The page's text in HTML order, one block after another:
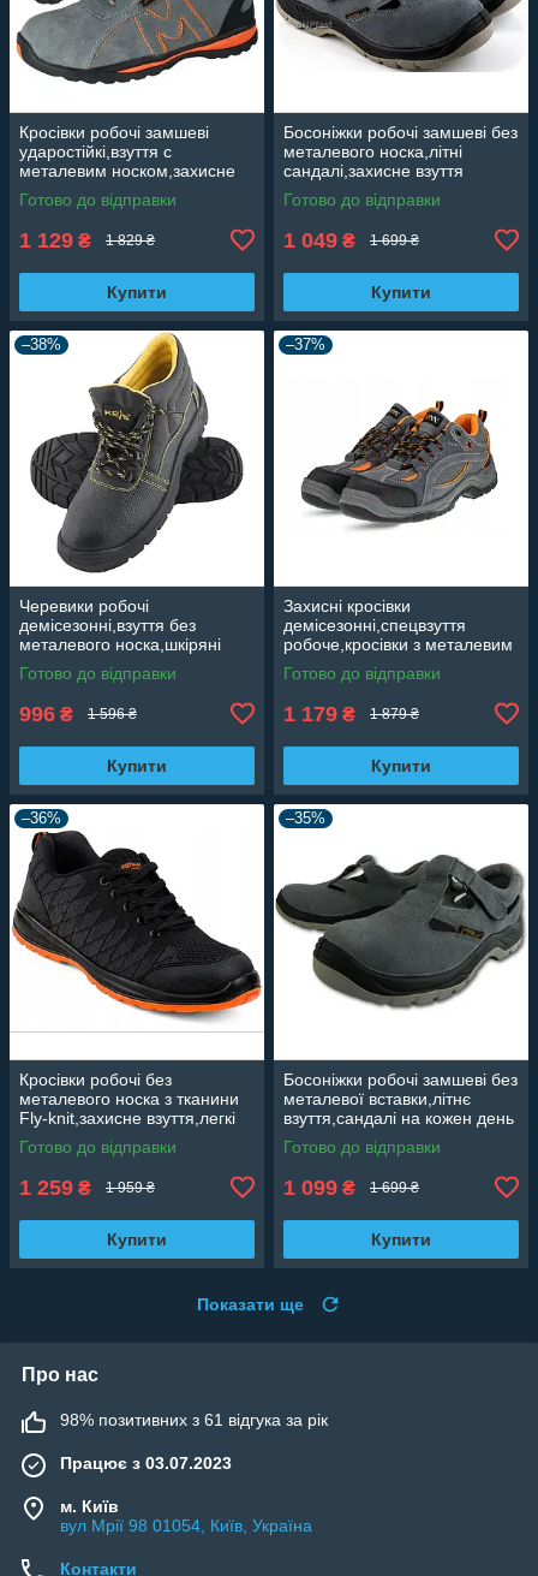
Кросівки робочі замшеві
ударостійкі,взуття с
металевим носком,захисне
взуття,кросівки для роботи
Artmaster Польща BSPORT
Готово до відправки
1 129 ₴ 1 829 ₴
Купити
Босоніжки робочі замшеві без
металевого носка,літні
сандалі,захисне взуття
протиударне Artmaster
Польща BSLIGHT
Готово до відправки
1 049 ₴ 1 699 ₴
Купити
–38%
Черевики робочі
демісезонні,взуття без
металевого носка,шкіряні
ботинки протиударні REIS
Польща T-OB
Готово до відправки
996 ₴ 1 596 ₴
Купити
–37%
Захисні кросівки
демісезонні,спецвзуття
робоче,кросівки з металевим
носком,ударостійкі,робоче
взуття Польша
Готово до відправки
1 179 ₴ 1 879 ₴
Купити
–36%
Кросівки робочі без
металевого носка з тканини
Fly-knit,захисне взуття,легкі
чоловічі кросівки Artmaster
Польща BTEX MF
Готово до відправки
1 259 ₴ 1 959 ₴
Купити
–35%
Босоніжки робочі замшеві без
металевої вставки,літнє
взуття,сандалі на кожен день
полегшене зручне Польща
Artmaster BSLIGHT
Готово до відправки
1 099 ₴ 1 699 ₴
Купити
Показати ще
Про нас
98% позитивних з 61 відгука за рік
Працює з 03.07.2023
м. Київ
вул Мрії 98 01054, Київ, Україна
Контакти